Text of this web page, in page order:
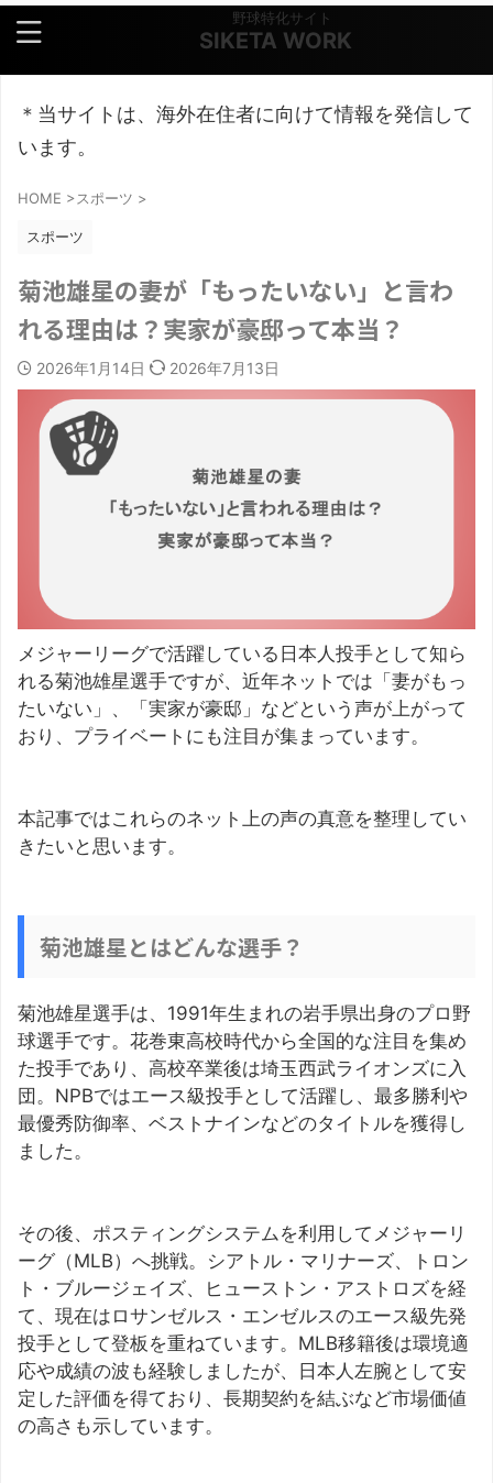
野球特化サイト
SIKETA WORK
＊当サイトは、海外在住者に向けて情報を発信して
います。
HOME >スポーツ >
スポーツ
菊池雄星の妻が「もったいない」と言わ
れる理由は？実家が豪邸って本当？
2026年1月14日 2026年7月13日
メジャーリーグで活躍している日本人投手として知ら
れる菊池雄星選手ですが、近年ネットでは「妻がもっ
たいない」、「実家が豪邸」などという声が上がって
おり、プライベートにも注目が集まっています。
本記事ではこれらのネット上の声の真意を整理してい
きたいと思います。
菊池雄星とはどんな選手？
菊池雄星選手は、1991年生まれの岩手県出身のプロ野
球選手です。花巻東高校時代から全国的な注目を集め
た投手であり、高校卒業後は埼玉西武ライオンズに入
団。NPBではエース級投手として活躍し、最多勝利や
最優秀防御率、ベストナインなどのタイトルを獲得し
ました。
その後、ポスティングシステムを利用してメジャーリ
ーグ（MLB）へ挑戦。シアトル・マリナーズ、トロン
ト・ブルージェイズ、ヒューストン・アストロズを経
て、現在はロサンゼルス・エンゼルスのエース級先発
投手として登板を重ねています。MLB移籍後は環境適
応や成績の波も経験しましたが、日本人左腕として安
定した評価を得ており、長期契約を結ぶなど市場価値
の高さも示しています。